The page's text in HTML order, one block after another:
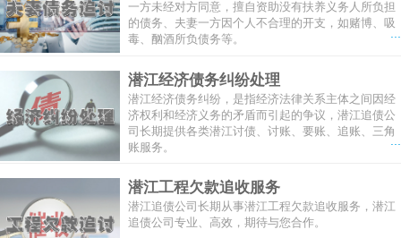
一方未经对方同意，擅自资助没有扶养义务人所负担
的债务、夫妻一方因个人不合理的开支，如赌博、吸
毒、酗酒所负债务等。
潜江经济债务纠纷处理
潜江经济债务纠纷，是指经济法律关系主体之间因经
济权利和经济义务的矛盾而引起的争议，潜江追债公
司长期提供各类潜江讨债、讨账、要账、追账、三角
账服务。
...
潜江工程欠款追收服务
潜江追债公司长期从事潜江工程欠款追收服务，潜江
追债公司专业、高效，期待与您合作。